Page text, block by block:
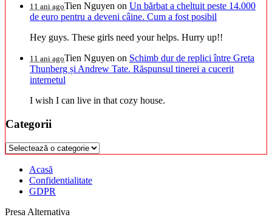
11 ani agoTien Nguyen on Un bărbat a cheltuit peste 14.000
de euro pentru a deveni câine. Cum a fost posibil
Hey guys. These girls need your helps. Hurry up!!
11 ani agoTien Nguyen on Schimb dur de replici între Greta
Thunberg și Andrew Tate. Răspunsul tinerei a cucerit
internetul
I wish I can live in that cozy house.
Categorii
Categorii
Acasă
Confidentialitate
GDPR
Presa Alternativa